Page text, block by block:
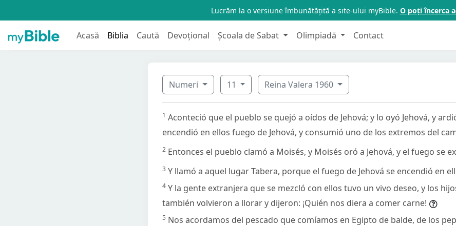
Lucrăm la o versiune îmbunătățită a site-ului myBible. O poți încerca
Acasă Biblia Caută Devoțional Școala de Sabat Olimpiadă Contact
Numeri 11 Reina Valera 1960
1 Aconteció que el pueblo se quejó a oídos de Jehová; y lo oyó Jehová, y
encendió en ellos fuego de Jehová, y consumió uno de los extremos del
2 Entonces el pueblo clamó a Moisés, y Moisés oró a Jehová, y el fuego se
3 Y llamó a aquel lugar Tabera, porque el fuego de Jehová se encendió en
4 Y la gente extranjera que se mezcló con ellos tuvo un vivo deseo, y los
también volvieron a llorar y dijeron: ¡Quién nos diera a comer carne!
5 Nos acordamos del pescado que comíamos en Egipto de balde, de los